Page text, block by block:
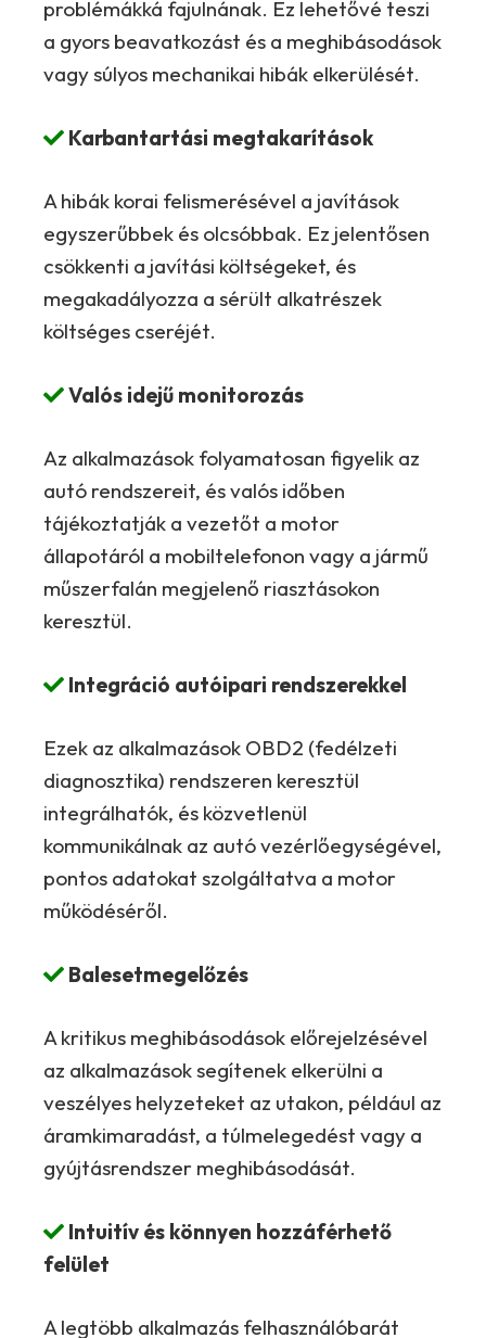
problémákká fajulnának. Ez lehetővé teszi
a gyors beavatkozást és a meghibásodások
vagy súlyos mechanikai hibák elkerülését.
Karbantartási megtakarítások
A hibák korai felismerésével a javítások
egyszerűbbek és olcsóbbak. Ez jelentősen
csökkenti a javítási költségeket, és
megakadályozza a sérült alkatrészek
költséges cseréjét.
Valós idejű monitorozás
Az alkalmazások folyamatosan figyelik az
autó rendszereit, és valós időben
tájékoztatják a vezetőt a motor
állapotáról a mobiltelefonon vagy a jármű
műszerfalán megjelenő riasztásokon
keresztül.
Integráció autóipari rendszerekkel
Ezek az alkalmazások OBD2 (fedélzeti
diagnosztika) rendszeren keresztül
integrálhatók, és közvetlenül
kommunikálnak az autó vezérlőegységével,
pontos adatokat szolgáltatva a motor
működéséről.
Balesetmegelőzés
A kritikus meghibásodások előrejelzésével
az alkalmazások segítenek elkerülni a
veszélyes helyzeteket az utakon, például az
áramkimaradást, a túlmelegedést vagy a
gyújtásrendszer meghibásodását.
Intuitív és könnyen hozzáférhető
felület
A legtöbb alkalmazás felhasználóbarát